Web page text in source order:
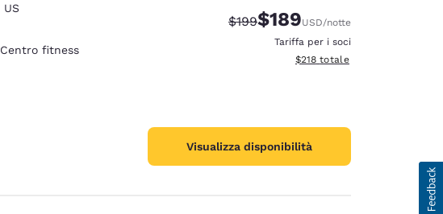
US
Centro fitness
Tariffa di barratura:
$199Tariffa scontata:
$189USD/notte
Tariffa per i soci
Visualizza i dettagli totali
$218 totale
Visualizza disponibilità